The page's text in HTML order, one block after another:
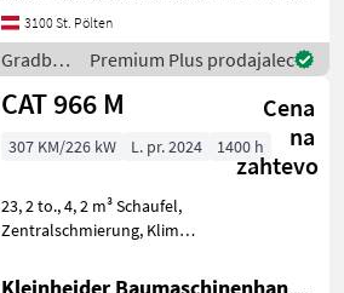
Kolesni nakladalnik
3100 St. Pölten
Gradbeni
stroji /
CAT
Premium Plus prodajalec
CAT 966 M
Cena
na
zahtevo
307 KM/226 kW L. pr. 2024 1400 h
23, 2 to., 4, 2 m³ Schaufel,
Zentralschmierung, Klima,
Schwingungsdämpfung